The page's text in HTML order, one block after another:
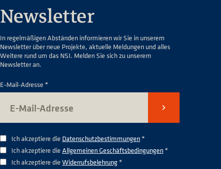
Newsletter
In regelmäßigen Abständen informieren wir Sie in unserem
Newsletter über neue Projekte, aktuelle Meldungen und alles
Weitere rund um das NSI. Melden Sie sich zu unserem
Newsletter an.
E-Mail-Adresse *
Senden
Ich akzeptiere die Datenschutzbestimmungen*
Ich akzeptiere die Allgemeinen Geschäftsbedingungen*
Ich akzeptiere die Widerrufsbelehrung*